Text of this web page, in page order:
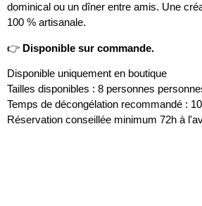
dominical ou un dîner entre amis. Une
100 % artisanale.
👉 Disponible sur commande.
Disponible uniquement en boutique
Tailles disponibles : 8 personnes
Temps de décongélation recommandé :
Réservation conseillée minimum 72h à